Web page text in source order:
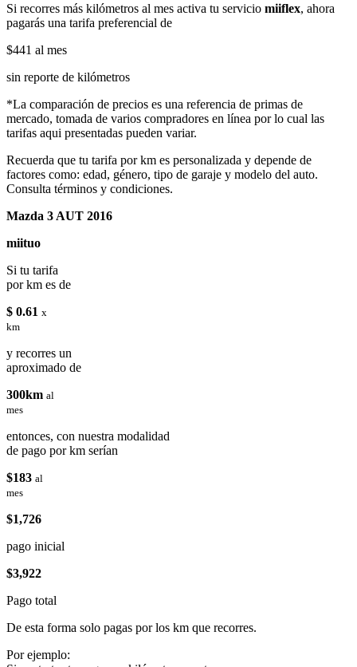
Si recorres más kilómetros al mes activa tu servicio miiflex, ahora
pagarás una tarifa preferencial de
$441 al mes
sin reporte de kilómetros
*La comparación de precios es una referencia de primas de
mercado, tomada de varios compradores en línea por lo cual las
tarifas aqui presentadas pueden variar.
Recuerda que tu tarifa por km es personalizada y depende de
factores como: edad, género, tipo de garaje y modelo del auto.
Consulta términos y condiciones.
Mazda 3 AUT 2016
miituo
Si tu tarifa
por km es de
$ 0.61 x
km
y recorres un
aproximado de
300km al
mes
entonces, con nuestra modalidad
de pago por km serían
$183 al
mes
$1,726
pago inicial
$3,922
Pago total
De esta forma solo pagas por los km que recorres.
Por ejemplo: